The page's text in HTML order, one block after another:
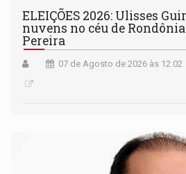
ELEIÇÕES 2026: Ulisses
nuvens no céu de
Pereira
07 de Agosto de 2026 às 12:02